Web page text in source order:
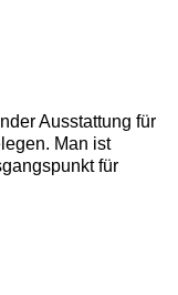
Ausstattung für
Man ist
für